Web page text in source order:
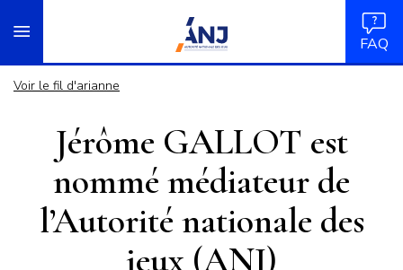
au
accueil
FAQ
Voir le fil d'arianne
Jérôme GALLOT est
nommé médiateur de
l’Autorité nationale des
jeux (ANJ)